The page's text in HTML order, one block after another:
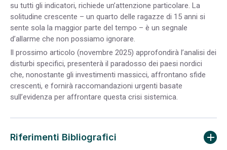
su tutti gli indicatori, richiede un’attenzione particolare. La
solitudine crescente – un quarto delle ragazze di 15 anni si
sente sola la maggior parte del tempo – è un segnale
d’allarme che non possiamo ignorare.
Il prossimo articolo (novembre 2025) approfondirà l’analisi dei
disturbi specifici, presenterà il paradosso dei paesi nordici
che, nonostante gli investimenti massicci, affrontano sfide
crescenti, e fornirà raccomandazioni urgenti basate
sull’evidenza per affrontare questa crisi sistemica.
Riferimenti Bibliografici